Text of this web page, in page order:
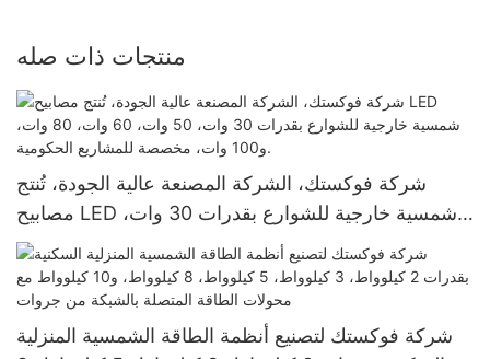
منتجات ذات صله
شركة فوكستك، الشركة المصنعة عالية الجودة، تُنتج
مصابيح LED شمسية خارجية للشوارع بقدرات 30 وات،
50 وات، 60 وات، 80 وات، و100 وات، مخصصة
شركة فوكستك لتصنيع أنظمة الطاقة الشمسية المنزلية